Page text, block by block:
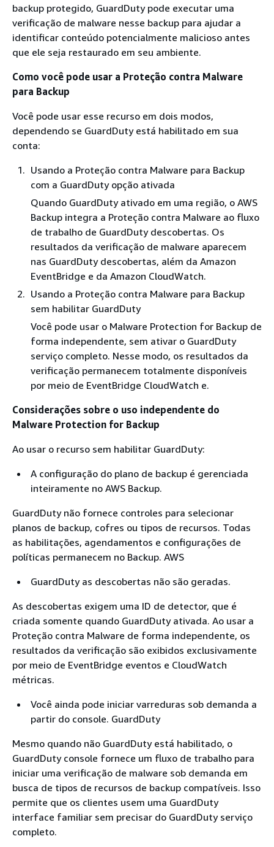
backup protegido, GuardDuty pode executar uma
verificação de malware nesse backup para ajudar a
identificar conteúdo potencialmente malicioso antes
que ele seja restaurado em seu ambiente.
Como você pode usar a Proteção contra Malware
para Backup
Você pode usar esse recurso em dois modos,
dependendo se GuardDuty está habilitado em sua
conta:
Usando a Proteção contra Malware para Backup
com a GuardDuty opção ativada
Quando GuardDuty ativado em uma região, o AWS
Backup integra a Proteção contra Malware ao fluxo
de trabalho de GuardDuty descobertas. Os
resultados da verificação de malware aparecem
nas GuardDuty descobertas, além da Amazon
EventBridge e da Amazon CloudWatch.
Usando a Proteção contra Malware para Backup
sem habilitar GuardDuty
Você pode usar o Malware Protection for Backup de
forma independente, sem ativar o GuardDuty
serviço completo. Nesse modo, os resultados da
verificação permanecem totalmente disponíveis
por meio de EventBridge CloudWatch e.
Considerações sobre o uso independente do
Malware Protection for Backup
Ao usar o recurso sem habilitar GuardDuty:
A configuração do plano de backup é gerenciada
inteiramente no AWS Backup.
GuardDuty não fornece controles para selecionar
planos de backup, cofres ou tipos de recursos. Todas
as habilitações, agendamentos e configurações de
políticas permanecem no Backup. AWS
GuardDuty as descobertas não são geradas.
As descobertas exigem uma ID de detector, que é
criada somente quando GuardDuty ativada. Ao usar a
Proteção contra Malware de forma independente, os
resultados da verificação são exibidos exclusivamente
por meio de EventBridge eventos e CloudWatch
métricas.
Você ainda pode iniciar varreduras sob demanda a
partir do console. GuardDuty
Mesmo quando não GuardDuty está habilitado, o
GuardDuty console fornece um fluxo de trabalho para
iniciar uma verificação de malware sob demanda em
busca de tipos de recursos de backup compatíveis. Isso
permite que os clientes usem uma GuardDuty
interface familiar sem precisar do GuardDuty serviço
completo.